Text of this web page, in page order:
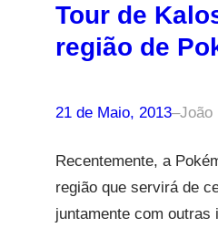
Tour de
região de
21 de Maio, 2013–João
Recentemente, a
região que servirá de
juntamente com